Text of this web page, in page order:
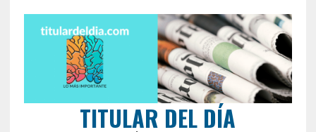
TITULAR DEL DÍA